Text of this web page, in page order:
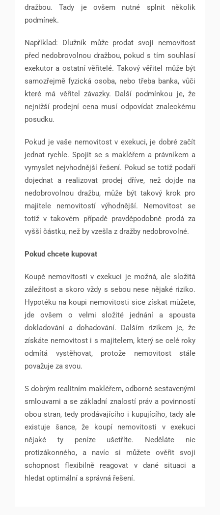
dražbou. Tady je ovšem nutné splnit několik
podmínek.
Například: Dlužník může prodat svoji nemovitost
před nedobrovolnou dražbou, pokud s tím souhlasí
exekutor a ostatní věřitelé. Takový věřitel může být
samozřejmě fyzická osoba, nebo třeba banka, vůči
které má věřitel závazky. Další podmínkou je, že
nejnižší prodejní cena musí odpovídat znaleckému
posudku.
Pokud je vaše nemovitost v exekuci, je dobré začít
jednat rychle. Spojit se s makléřem a právníkem a
vymyslet nejvhodnější řešení. Pokud se totiž podaří
dojednat a realizovat prodej dříve, než dojde na
nedobrovolnou dražbu, může být takový krok pro
majitele nemovitostí výhodnější. Nemovitost se
totiž v takovém případě pravděpodobně prodá za
vyšší částku, než by vzešla z dražby nedobrovolné.
Pokud chcete kupovat
Koupě nemovitosti v exekuci je možná, ale složitá
záležitost a skoro vždy s sebou nese nějaké riziko.
Hypotéku na koupi nemovitosti sice získat můžete,
jde ovšem o velmi složité jednání a spousta
dokladování a dohadování. Dalším rizikem je, že
získáte nemovitost i s majitelem, který se celé roky
odmítá vystěhovat, protože nemovitost stále
považuje za svou.
S dobrým realitním makléřem, odborně sestavenými
smlouvami a se základní znalostí práv a povinností
obou stran, tedy prodávajícího i kupujícího, tady ale
existuje šance, že koupí nemovitosti v exekuci
nějaké ty peníze ušetříte. Neděláte nic
protizákonného, a navíc si můžete ověřit svoji
schopnost flexibilně reagovat v dané situaci a
hledat optimální a správná řešení.